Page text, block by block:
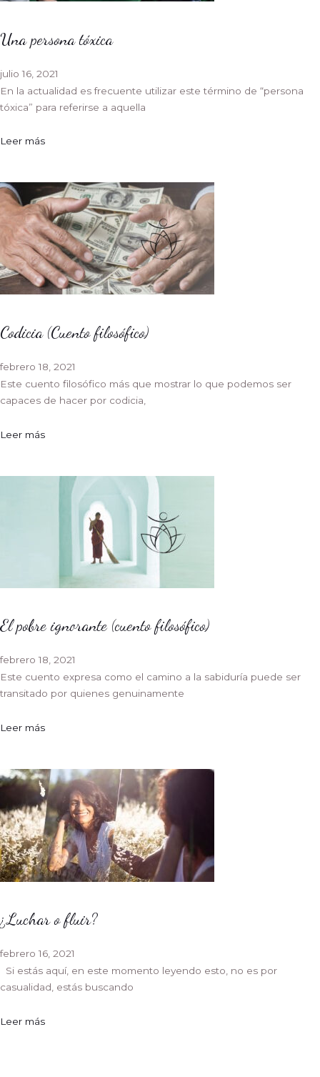
Una persona tóxica
julio 16, 2021
En la actualidad es frecuente utilizar este término de “persona
tóxica” para referirse a aquella
Leer más
Codicia (Cuento filosófico)
febrero 18, 2021
Este cuento filosófico más que mostrar lo que podemos ser
capaces de hacer por codicia,
Leer más
El pobre ignorante (cuento filosófico)
febrero 18, 2021
Este cuento expresa como el camino a la sabiduría puede ser
transitado por quienes genuinamente
Leer más
¿Luchar o fluir?
febrero 16, 2021
Si estás aquí, en este momento leyendo esto, no es por
casualidad, estás buscando
Leer más